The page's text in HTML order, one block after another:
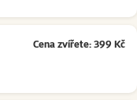
Cena zvířete: 399 Kč